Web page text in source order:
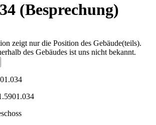
(Besprechung)
zeigt nur die Position des Gebäude(teils).
des Gebäudes ist uns nicht bekannt.